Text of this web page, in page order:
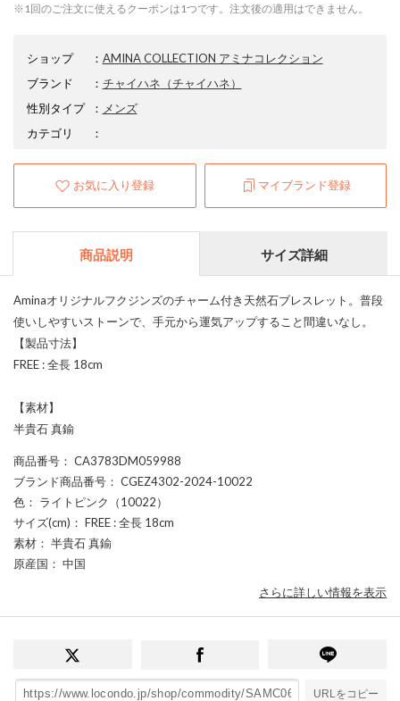
※1回のご注文に使えるクーポンは1つです。注文後の適用はできません。
ショップ ： AMINA COLLECTION アミナコレクション
ブランド
： チャイハネ （チャイハネ）
性別タイプ
： メンズ
カテゴリ
：
お気に入り登録 マイブランド登録
商品説明 サイズ詳細
Aminaオリジナルフクジンズのチャーム付き天然石ブレスレット。普段
使いしやすいストーンで、手元から運気アップすること間違いなし。
【製品寸法】
FREE : 全長 18cm
【素材】
半貴石 真鍮
商品番号 ： CA3783DM059988
ブランド商品番号 ： CGEZ4302-2024-10022
色 ： ライトピンク（10022）
サイズ(cm) ： FREE : 全長 18cm
素材 ： 半貴石 真鍮
原産国 ： 中国
さらに詳しい情報を表示
URLをコピー